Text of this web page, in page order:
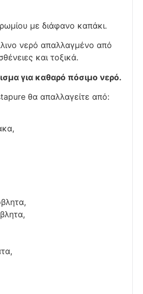
με διάφανο καπάκι.
νερό απαλλαγμένο από
και τοξικά.
για καθαρό πόσιμο νερό.
θα απαλλαγείτε από: